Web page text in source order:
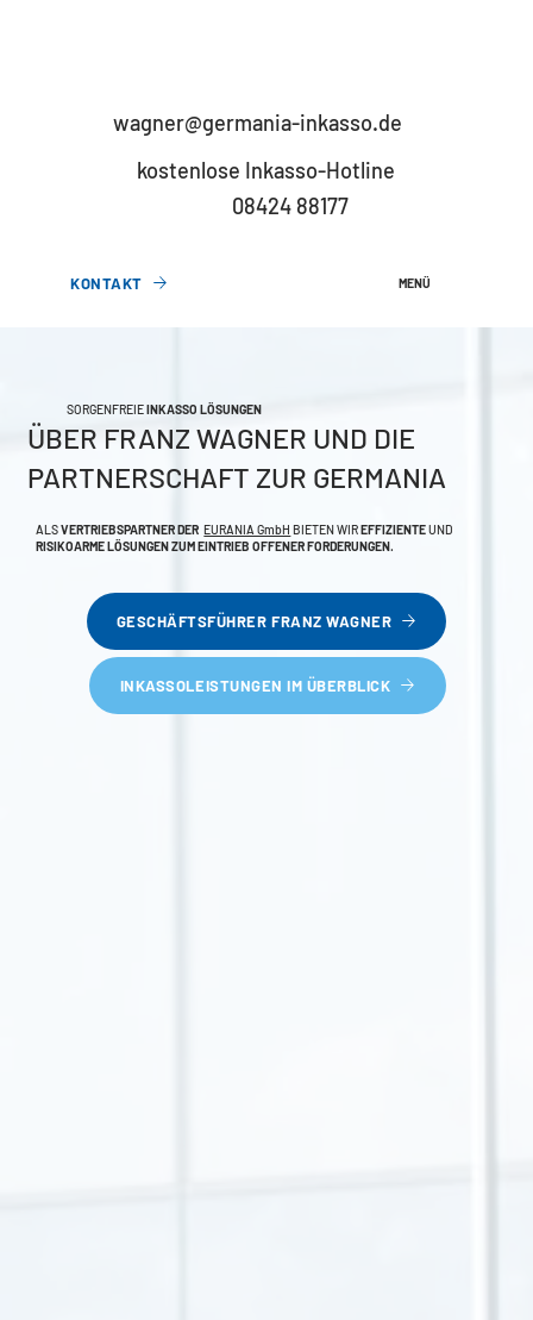
MENÜ
KONTAKT
wagner@germania-inkasso.de
kostenlose Inkasso-Hotline
08424 88177
SORGENFREIEINKASSO LÖSUNGEN
ÜBER FRANZ WAGNER UND DIE
PARTNERSCHAFT ZUR GERMANIA
ALSVERTRIEBSPARTNER DER EURANIA GmbH BIETEN WIREFFIZIENTEUND
RISIKOARME LÖSUNGEN ZUM EINTRIEB OFFENER FORDERUNGEN.
GESCHÄFTSFÜHRER FRANZ WAGNER
INKASSOLEISTUNGEN IM ÜBERBLICK